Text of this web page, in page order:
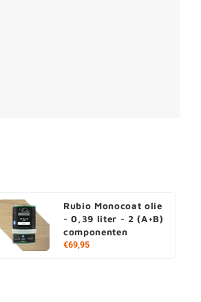
Rubio Monocoat olie
- 0,39 liter - 2 (A+B)
componenten
€69,95